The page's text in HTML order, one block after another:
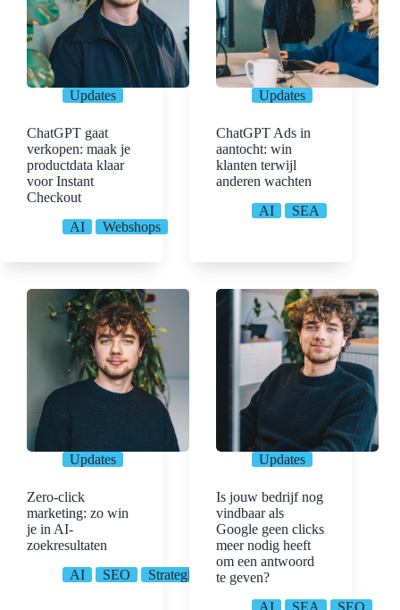
Updates
ChatGPT gaat
verkopen: maak je
productdata klaar
voor Instant
Checkout
AI
Webshops
Updates
ChatGPT Ads in
aantocht: win
klanten terwijl
anderen wachten
AI
SEA
Updates
Zero-click
marketing: zo win
je in AI-
zoekresultaten
AI
SEO Strategie
Updates
Is jouw bedrijf nog
vindbaar als
Google geen clicks
meer nodig heeft
om een antwoord
te geven?
AI
SEA SEO